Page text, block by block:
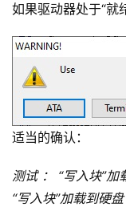
如果驱动器处于“就
适当的确认：
测试 ： “写入块”加
“写入块”加载到